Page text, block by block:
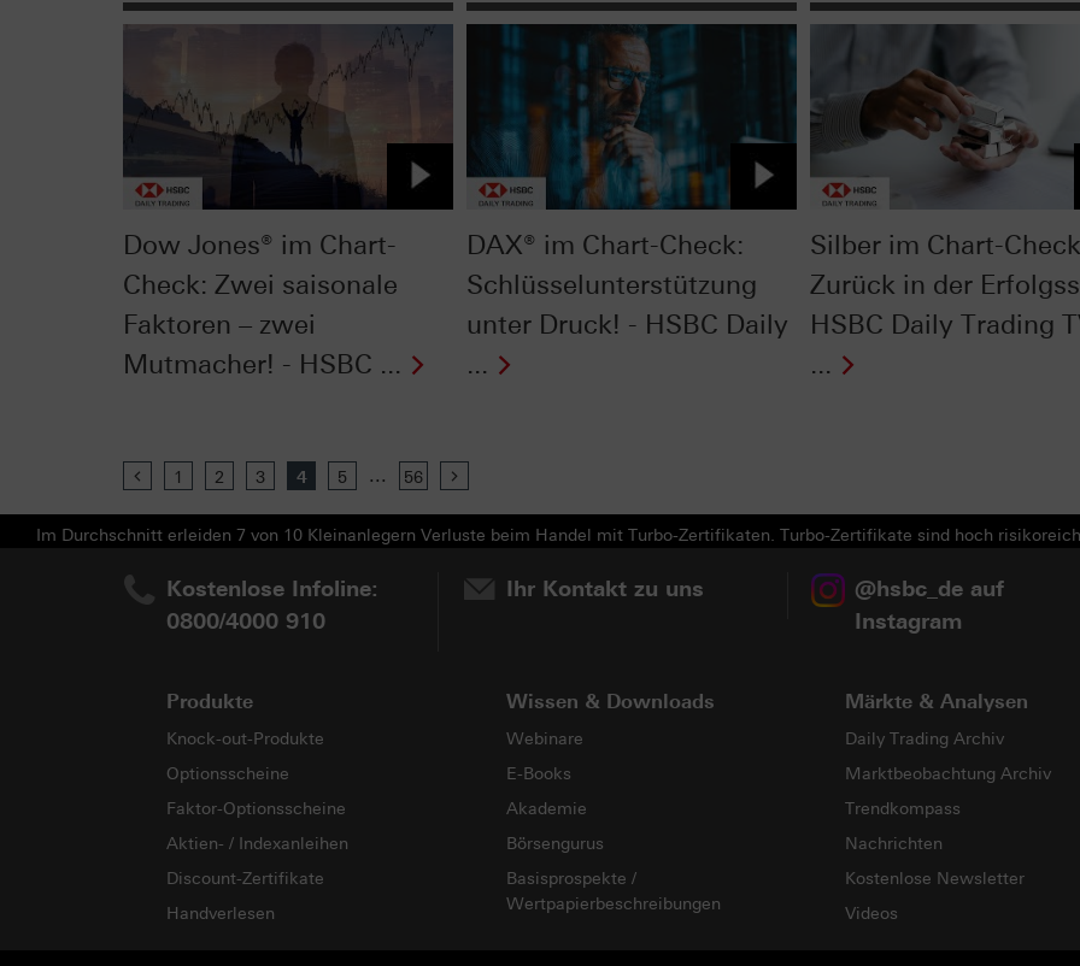
Dow Jones® im Chart-
Check: Zwei saisonale
Faktoren – zwei
Mutmacher! - HSBC ...
DAX® im Chart-Check:
Schlüsselunterstützung
unter Druck! - HSBC Daily
...
Silber im Chart-
Zurück in der
HSBC Daily Trading
...
Previous
1 2 3 4 5 ... 56
Im Durchschnitt erleiden 7 von 10 Kleinanlegern Verluste beim Handel mit Turbo-Zertifikaten. Turbo-Zertifikate sind hoch
Kostenlose Infoline:
0800/4000 910
Ihr Kontakt zu uns
@hsbc_de auf
Instagram
Produkte
Knock-out-Produkte
Optionsscheine
Faktor-Optionsscheine
Aktien- / Indexanleihen
Discount-Zertifikate
Handverlesen
Wissen & Downloads
Webinare
E-Books
Akademie
Börsengurus
Basisprospekte /
Wertpapierbeschreibungen
Märkte & Analysen
Daily Trading Archiv
Marktbeobachtung Archiv
Trendkompass
Nachrichten
Kostenlose Newsletter
Videos